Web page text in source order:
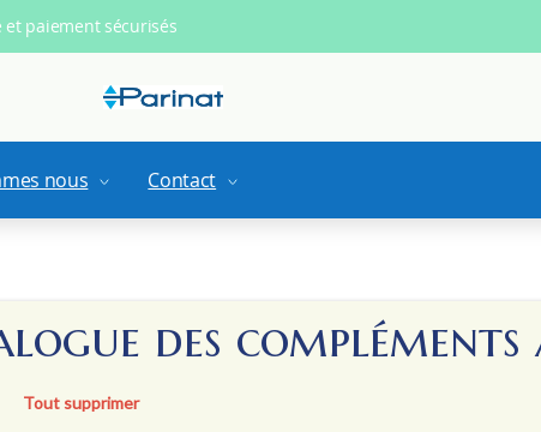
et paiement sécurisés
nous Contact
des
Tout supprimer